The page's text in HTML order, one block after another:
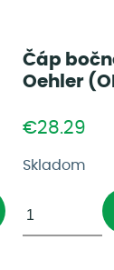
Čáp
Oehler
€28.29
Skladom